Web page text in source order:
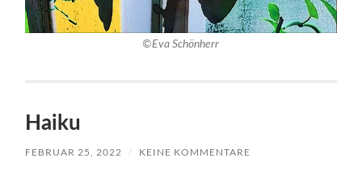
©Eva Schönherr
Haiku
FEBRUAR 25, 2022 / KEINE KOMMENTARE